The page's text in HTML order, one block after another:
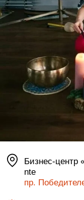
Бизнес-центр
nte
пр.